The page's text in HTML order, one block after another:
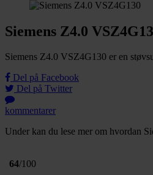
Siemens Z4.0
Siemens Z4.0 VSZ4G130 er en
Del på Facebook
Del på Twitter
kommentarer
Under kan du lese mer om hvordan
64/100